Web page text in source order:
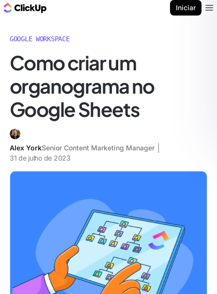
Iniciar
GOOGLE WORKSPACE
Como criar um
organograma no
Google Sheets
Alex YorkSenior Content Marketing Manager
31 de julho de 2023